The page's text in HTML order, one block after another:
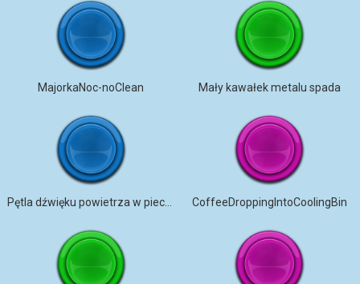
MajorkaNoc-noClean Mały kawałek metalu spada
Pętla dźwięku powietrza w piecu Mel CoffeeDroppingIntoCoolingBin